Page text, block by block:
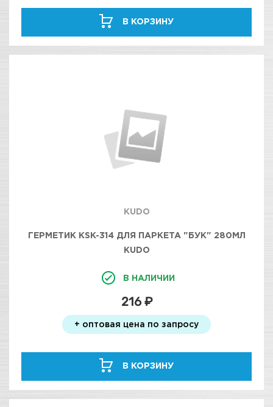
В КОРЗИНУ
KUDO
ГЕРМЕТИК KSK-314 ДЛЯ ПАРКЕТА "БУК" 280МЛ
KUDO
В НАЛИЧИИ
216 ₽
+ оптовая цена по запросу
В КОРЗИНУ